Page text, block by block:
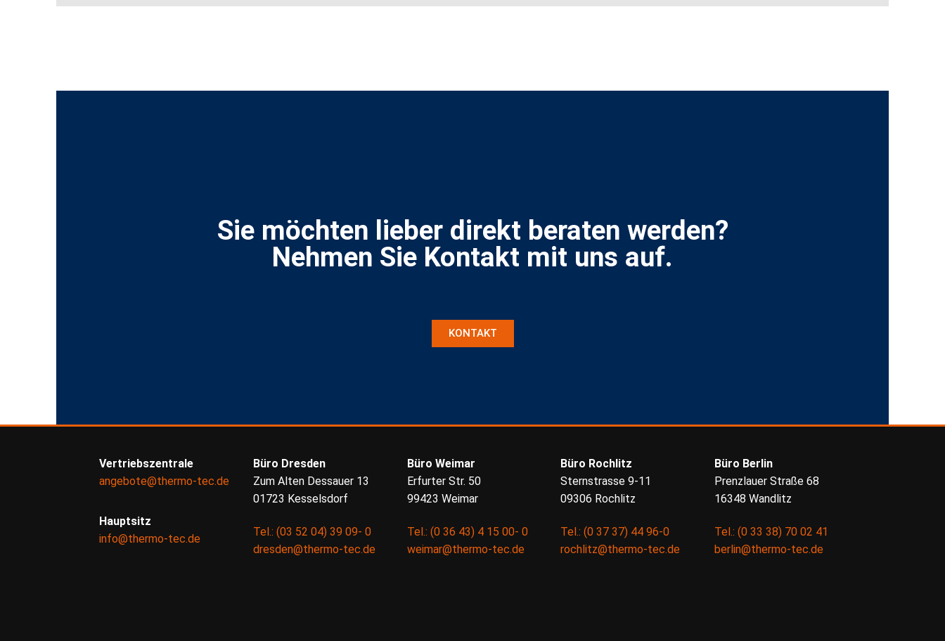
Sie möchten lieber direkt beraten werden?
Nehmen Sie Kontakt mit uns auf.
KONTAKT
Vertriebszentrale
angebote@thermo-tec.de
Hauptsitz
info@thermo-tec.de
Büro Dresden
Zum Alten Dessauer 13
01723 Kesselsdorf
Tel.: (03 52 04) 39 09- 0
dresden@thermo-tec.de
Büro Weimar
Erfurter Str. 50
99423 Weimar
Tel.: (0 36 43) 4 15 00- 0
weimar@thermo-tec.de
Büro Rochlitz
Sternstrasse 9-11
09306 Rochlitz
Tel.: (0 37 37) 44 96-0
rochlitz@thermo-tec.de
Büro Berlin
Prenzlauer Straße 68
16348 Wandlitz
Tel.: (0 33 38) 70 02 41
berlin@thermo-tec.de